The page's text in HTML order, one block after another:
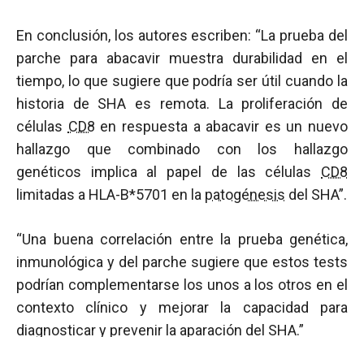
En conclusión, los autores escriben: “La prueba del
parche para abacavir muestra durabilidad en el
tiempo, lo que sugiere que podría ser útil cuando la
historia de SHA es remota. La proliferación de
células CD8 en respuesta a abacavir es un nuevo
hallazgo que combinado con los hallazgo
genéticos implica al papel de las células CD8
limitadas a HLA-B*5701 en la patogénesis del SHA”.
“Una buena correlación entre la prueba genética,
inmunológica y del parche sugiere que estos tests
podrían complementarse los unos a los otros en el
contexto clínico y mejorar la capacidad para
diagnosticar y prevenir la aparación del SHA.”